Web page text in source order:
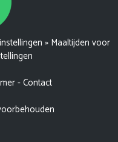
» Maaltijden voor
-Contact